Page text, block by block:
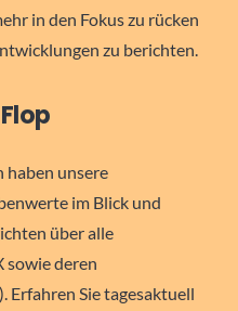
in den Fokus zu rücken
zu berichten.
haben unsere
im Blick und
über alle
sowie deren
Erfahren Sie tagesaktuell